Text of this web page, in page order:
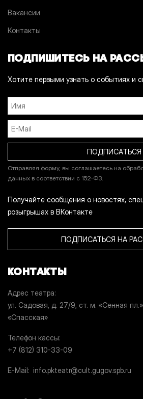
Вакансии
Контакты
ПОДПИШИТЕСЬ НА
Хотите первыми узнать о событиях и
Отправляя форму, вы соглашаетесь на
данных в соответствии с 152-ФЗ.
Получайте сообщения о новостях,
розыгрышах в ВКонтакте
ПОДПИСАТЬСЯ НА
КОНТАКТЫ
Адрес театра
ул. Садовая, д. 27/9, ст. м. «Сенная
«Спасская»
Телефон кассы
+7 (812) 310-33-09
E-Mail info.pkteatr@cult.gugov.spb.ru